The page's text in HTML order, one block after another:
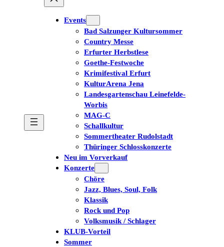
Events
Bad Salzunger Kultursommer
Country Messe
Erfurter Herbstlese
Goethe-Festwoche
Krimifestival Erfurt
KulturArena Jena
Landesgartenschau Leinefelde-
Worbis
MAG-C
Schallkultur
Sommertheater Rudolstadt
Thüringer Schlosskonzerte
Neu im Vorverkauf
Konzerte
Chöre
Jazz, Blues, Soul, Folk
Klassik
Rock und Pop
Volksmusik / Schlager
KLUB-Vorteil
Sommer